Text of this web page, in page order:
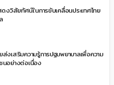
ดงวิสัยทัศน์ในการขับเคลื่อนประเทศไทย
งเสริมความรู้การปฐมพยาบาลเพื่อความ
นอย่างต่อเนื่อง